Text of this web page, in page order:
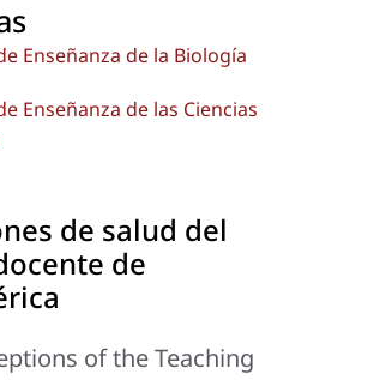
Enseñanza de la Biología
Enseñanza de las Ciencias
de salud del
de
of the Teaching